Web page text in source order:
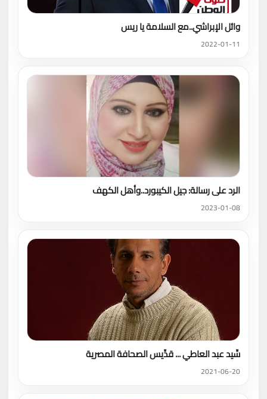
وائل الإبراشي..مع السلامة يا ريس
2022-01-11
الرد على رسالة: جيل الكيبورد..وأهل الكهف
2023-01-08
سِّيد عبد العاطي ... قدِّيس الصحافة المصرية
2021-06-20